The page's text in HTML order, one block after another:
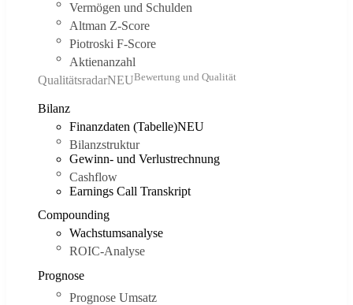
Vermögen und Schulden
Altman Z-Score
Piotroski F-Score
Aktienanzahl
QualitätsradarNEUBewertung und Qualität
Bilanz
Finanzdaten (Tabelle)NEU
Bilanzstruktur
Gewinn- und Verlustrechnung
Cashflow
Earnings Call Transkript
Compounding
Wachstumsanalyse
ROIC-Analyse
Prognose
Prognose Umsatz